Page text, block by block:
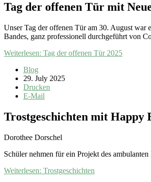
Tag der offenen Tür mit
Unser Tag der offenen Tür am 30. August war
Bandes, ganz professionell durchgeführt von
Weiterlesen: Tag der offenen Tür 2025
Blog
29. July 2025
Drucken
E-Mail
Trostgeschichten mit Happy
Dorothee Dorschel
Schüler nehmen für ein Projekt des
Weiterlesen: Trostgeschichten